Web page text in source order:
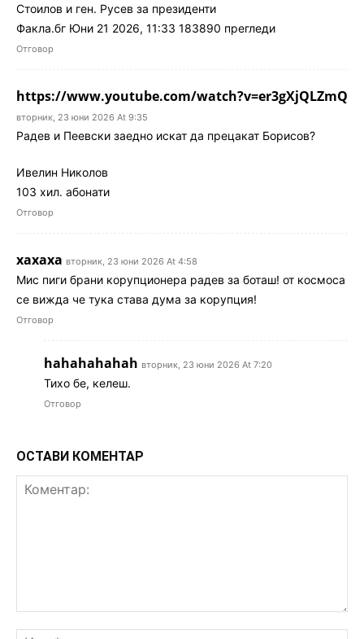
Стоилов и ген. Русев за президенти
Факла.бг Юни 21 2026, 11:33 183890 прегледи
Отговор
https://www.youtube.com/watch?v=er3gXjQLZmQ
вторник, 23 юни 2026 At 9:35
Радев и Пеевски заедно искат да прецакат Борисов?
Ивелин Николов
103 хил. абонати
Отговор
хахаха вторник, 23 юни 2026 At 4:58
Мис пиги брани корупционера радев за боташ! от космоса
се вижда че тука става дума за корупция!
Отговор
hahahahahah вторник, 23 юни 2026 At 7:20
Тихо бе, келеш.
Отговор
ОСТАВИ КОМЕНТАР